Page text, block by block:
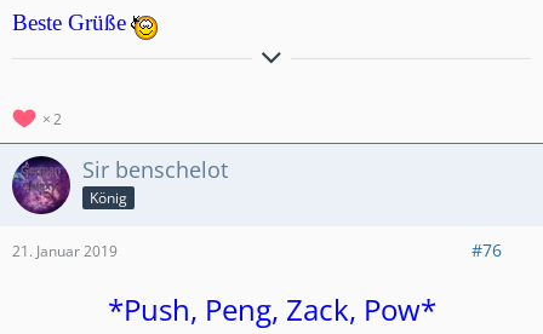
für eine Reise in und durch
die Galaxy zu sprechen. Aber wer weiß schon,
so entdecken lässt. Denn mit dem 2. sieht man
besser
Galaxy freudig und motiviert durch das
Clashuniversum. Auch mit dem Kampfstern
Beste Grüße
Hier noch der Weg zu unserer ClanvorstellungClanvorstellung
Besucht uns unter GermanGalaxy #2RGY2YGU
GermanGalaxy 3 #8QG8LLLQ
2
Sir benschelot
König
21. Januar 2019 #76
*Push, Peng, Zack, Pow*